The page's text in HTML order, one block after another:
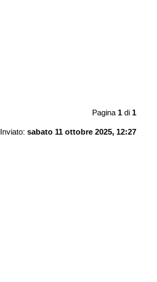
Pagina 1di 1
Inviato: sabato 11 ottobre 2025, 12:27